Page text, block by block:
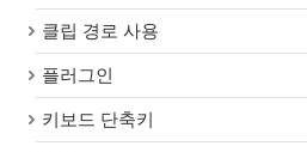
클립 경로 사용
플러그인
키보드 단축키